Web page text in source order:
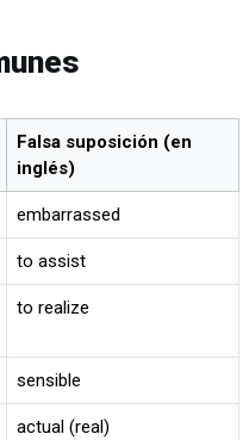
Falsa suposición (en
inglés)
embarrassed
to assist
to realize
sensible
actual (real)